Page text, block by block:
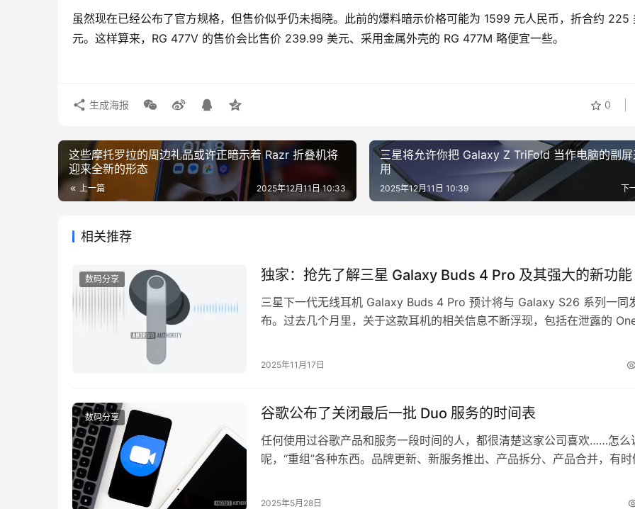
虽然现在已经公布了官方规格，但售价似乎仍未揭晓。此前的爆料暗示价格可能为 1599 元人民币，折合约 225
元。这样算来，RG 477V 的售价会比售价 239.99 美元、采用金属外壳的 RG 477M 略便宜一些。
0
生成海报
这些摩托罗拉的周边礼品或许正暗示着 Razr 折叠机将
迎来全新的形态
上一篇 2025年12月11日 10:33
三星将允许你把 Galaxy Z TriFold 当作电脑的副屏
用
下
2025年12月11日 10:39
相关推荐
数码分享 独家：抢先了解三星 Galaxy Buds 4 Pro 及其强大的新功能
三星下一代无线耳机 Galaxy Buds 4 Pro 预计将与 Galaxy S26 系列一同
布。过去几个月里，关于这款耳机的相关信息不断浮现，包括在泄露的
些动画详细展示了这款耳机及其功能。 这些泄露的动画确认了 Galaxy
2025年11月17日
数码分享 谷歌公布了关闭最后一批 Duo 服务的时间表
任何使用过谷歌产品和服务一段时间的人，都很清楚这家公司喜欢……怎么
呢，“重组”各种东西。品牌更新、新服务推出、产品拆分、产品合并，有时
段，这意味着要将 Meet 和 Duo 合并。 最终，我们失去了原有的 Duo，
2025年5月28日